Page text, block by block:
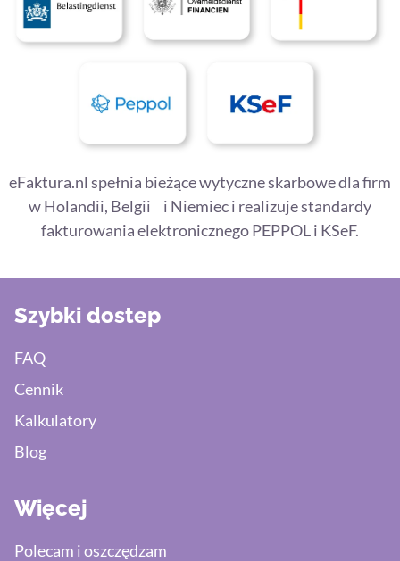
eFaktura.nl spełnia bieżące wytyczne skarbowe dla firm
w Holandii, Belgii i Niemiec i realizuje standardy
fakturowania elektronicznego PEPPOL i KSeF.
Szybki dostep
FAQ
Cennik
Kalkulatory
Blog
Więcej
Polecam i oszczędzam